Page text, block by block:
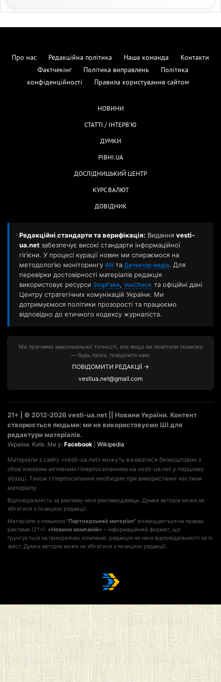
Про нас Редакційна політика Наша команда
Контакти
Фактчекінг
Політика виправлень
Політика
конфіденційності
Правила користування сайтом
НОВИНИ
СТАТТІ / ІНТЕРВ'Ю
ДУМКИ
РІВНІ.UA
ДОСЛІДНИЦЬКИЙ ЦЕНТР
КУРС ВАЛЮТ
ДОВІДНИК
Редакційні стандарти та верифікація: Видання vesti-
ua.net забезпечує високі стандарти інформаційної
гігієни. У процесі курації новин ми спираємося на
методологію моніторингу ІМІ та Детектор медіа. Для
перевірки достовірності матеріалів редакція
використовує ресурси StopFake, VoxCheck та офіційні дані
Центру стратегічних комунікацій України. Ми
дотримуємося політики прозорості та працюємо
відповідно до етичного кодексу журналіста.
Ми прагнемо максимальної точності, але якщо ви помітили помилку
— будь ласка, повідомте нам:
ПОВІДОМИТИ РЕДАКЦІЇ →
vestiua.net@gmail.com
21+ | © 2012-2026 vesti-ua.net || Новини України. Контент
створюється людьми: ми не використовуємо ШІ для
редактури матеріалів.
Україна. Київ. Ми у: Facebook Wikipedia
Матеріали з сайту «vesti-ua.net» можуть вживатися безкоштовно з
обов'язковим активним гіперпосиланням на vesti-ua.net у першому
абзаці. Також гіперпосилання необхідне при використанні частини
матеріалу.
Відповідальність за рекламу несе рекламодавець. Думка авторів може не
збігатися з позицією редакції.
Матеріали з плашкою "Партнерський матеріал" розміщуються на правах
реклами (21+). «Новини компаній» – інформаційний формат, що
ґрунтується на пресрелізах компаній; редакція не несе відповідальності за їх
зміст. Думка авторів може не збігатися з позицією редакції.